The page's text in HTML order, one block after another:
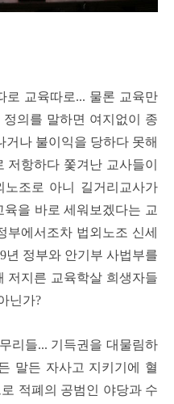
로 교육따로... 물론 교육만
의를 말하면 여지없이 종
나 불이익을 당하다 못해
항하다 쫓겨난 교사들이
노조로 아니 길거리교사가
을 바로 세워보겠다는 교
부에서조차 법외노조 신세
년 정부와 안기부 사법부를
저지른 교육학살 희생자들
닌가?
리들... 기득권을 대물림하
말든 자사고 지키기에 혈
적폐의 공범인 야당과 수